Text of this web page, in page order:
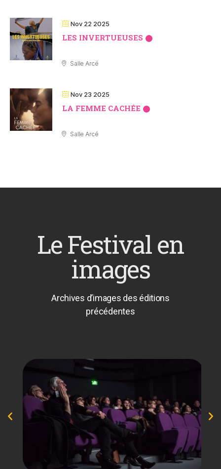
Nov 22 2025
LES INVERTUEUSES
Salle Arcé
Nov 23 2025
LA FEMME CACHÉE
Salle Arcé
Le Festival en
images
Archives d’images des éditions
précédentes